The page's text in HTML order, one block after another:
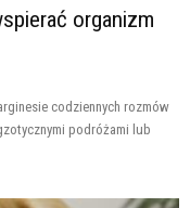
organizm
codziennych rozmów
podróżami lub